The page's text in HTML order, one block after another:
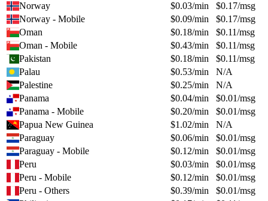
Norway
$0.03/min $0.17/msg
Norway - Mobile
$0.09/min $0.17/msg
Oman
$0.18/min $0.11/msg
Oman - Mobile
$0.43/min $0.11/msg
Pakistan
$0.18/min $0.11/msg
Palau
$0.53/min
N/A
Palestine
$0.25/min
N/A
Panama
$0.04/min $0.01/msg
Panama - Mobile
$0.20/min $0.01/msg
Papua New Guinea
$1.02/min
N/A
Paraguay
$0.06/min $0.01/msg
Paraguay - Mobile
$0.12/min $0.01/msg
Peru
$0.03/min $0.01/msg
Peru - Mobile
$0.12/min $0.01/msg
Peru - Others
$0.39/min $0.01/msg